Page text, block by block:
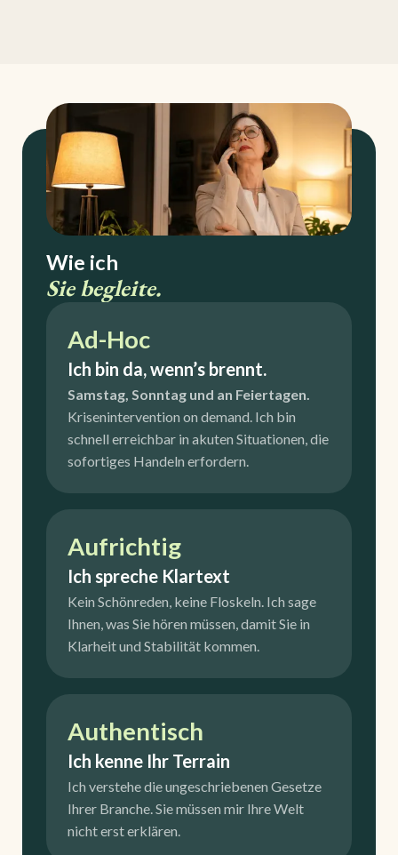
Wie ich
Sie begleite.
Ad-Hoc
Ich bin da, wenn’s brennt.
Samstag, Sonntag und an Feiertagen.
Kriseninterventionon demand. Ich bin
schnell erreichbar in akuten Situationen, die
sofortiges Handeln erfordern.
Aufrichtig
Ich spreche Klartext
Kein Schönreden, keine Floskeln. Ich sage
Ihnen, was Sie hören müssen, damit Sie in
Klarheit und Stabilität kommen.
Authentisch
Ich kenne Ihr Terrain
Ich verstehe die ungeschriebenen Gesetze
Ihrer Branche. Sie müssen mir Ihre Welt
nicht erst erklären.